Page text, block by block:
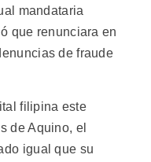
mandataria
que renunciara en
de fraude
filipina este
de Aquino, el
igual que su